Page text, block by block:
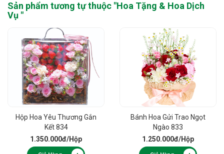
Sản phẩm tương tự thuộc "Hoa Tặng & Hoa Dịch
Vụ "
Hộp Hoa Yêu Thương Gắn
Kết 834
1.350.000đ/Hộp
Bánh Hoa Gửi Trao Ngọt
Ngào 833
1.250.000đ/Hộp